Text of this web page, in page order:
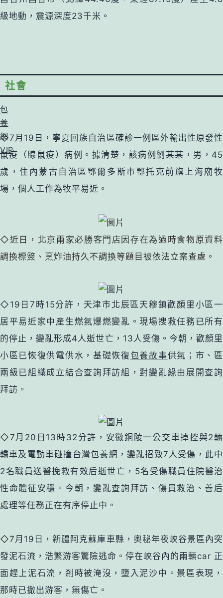
級地動，震源深度23千米。
社會
包
養
網
VIP
◇7月19日，寧夏回族自治區確診一例區外輸出性原發性
鼠疫（腺鼠疫）病例。據清楚，該病例劉某某，男，45
歲，住內蒙古自治區鄂爾多斯市鄂托克前旗上海廟牧
場，個人工作為牧平易近。
◇近日，北京兩家必勝客門店因存在為過時食物原資料
調換標簽、烹炸油持久不調換等題目被依法立案查處。
◇19日7時15分許，天津市北辰區天穆鎮歡顏里小區一
居平易近家中產生燃氣爆燃變亂。現場搜救任務已所有
的停止，變亂形成4人逝世亡，13人受傷。今朝，歡顏里
小區已恢復供電供水，基礎恢復包養故事供氣；市、區
兩級已組織成立結合查詢拜訪組，對變亂緣由展開查詢
拜訪。
◇7月20日13時32分許，安徽銅陵一公交車掉控與2輛
轎車及電動車碰撞台灣包養網 ，變亂招致7人受傷，此中
2名職員送醫挽救有效后逝世亡，5名受傷職員住院醫治
性命體征安穩。今朝，變亂查詢拜訪、傷員救治、善后
處理等任務正在有序停止中。
◇7月19日，新疆阿克蘇庫車縣，奧秘年夜峽谷景區內突
發泥石流，浩繁游客驚險逃命。停在峽谷內的兩輛car 正
面趕上泥石流，剎時被淹沒，墮入泥沙中。景區表現，
那時已撤出游客，無傷亡。